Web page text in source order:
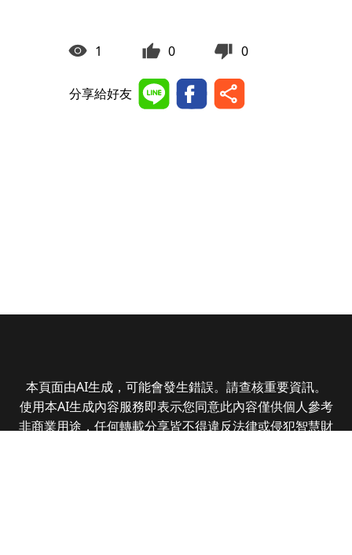
1 0 0
分享給好友
本頁面由AI生成，可能會發生錯誤。請查核重要資訊。
使用本AI生成內容服務即表示您同意此內容僅供個人參考
非商業用途，任何轉載分享皆不得違反法律或侵犯智慧財